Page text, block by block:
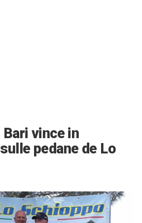
Bari vince in
pedane de Lo